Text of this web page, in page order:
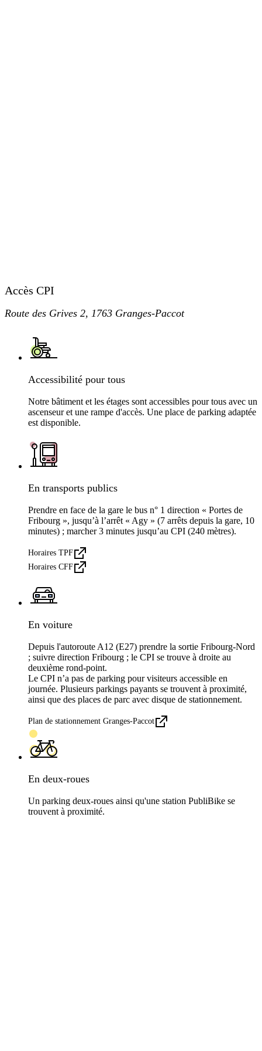
Accès CPI
Route des Grives 2, 1763 Granges-Paccot
Accessibilité pour tous
Notre bâtiment et les étages sont accessibles pour tous avec un
ascenseur et une rampe d'accès. Une place de parking adaptée
est disponible.
En transports publics
Prendre en face de la gare le bus n° 1 direction « Portes de
Fribourg », jusqu’à l’arrêt « Agy » (7 arrêts depuis la gare, 10
minutes) ; marcher 3 minutes jusqu’au CPI (240 mètres).
Horaires TPF
Horaires CFF
En voiture
Depuis l'autoroute A12 (E27) prendre la sortie Fribourg-Nord
; suivre direction Fribourg ; le CPI se trouve à droite au
deuxième rond-point.
Le CPI n’a pas de parking pour visiteurs accessible en
journée. Plusieurs parkings payants se trouvent à proximité,
ainsi que des places de parc avec disque de stationnement.
Plan de stationnement Granges-Paccot
En deux-roues
Un parking deux-roues ainsi qu'une station PubliBike se
trouvent à proximité.